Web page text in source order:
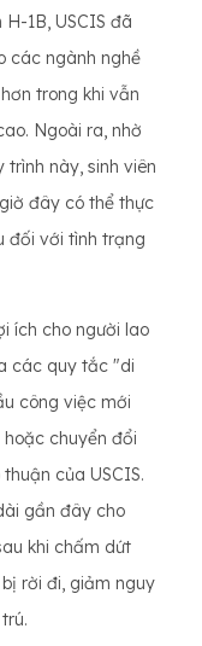
1B, USCIS đã
các ngành nghề
trong khi vẫn
Ngoài ra, nhờ
này, sinh viên
đây có thể thực
đối với tình trạng
ích cho người lao
các quy tắc "di
công việc mới
chuyển đổi
của USCIS.
gần đây cho
khi chấm dứt
rời đi, giảm nguy